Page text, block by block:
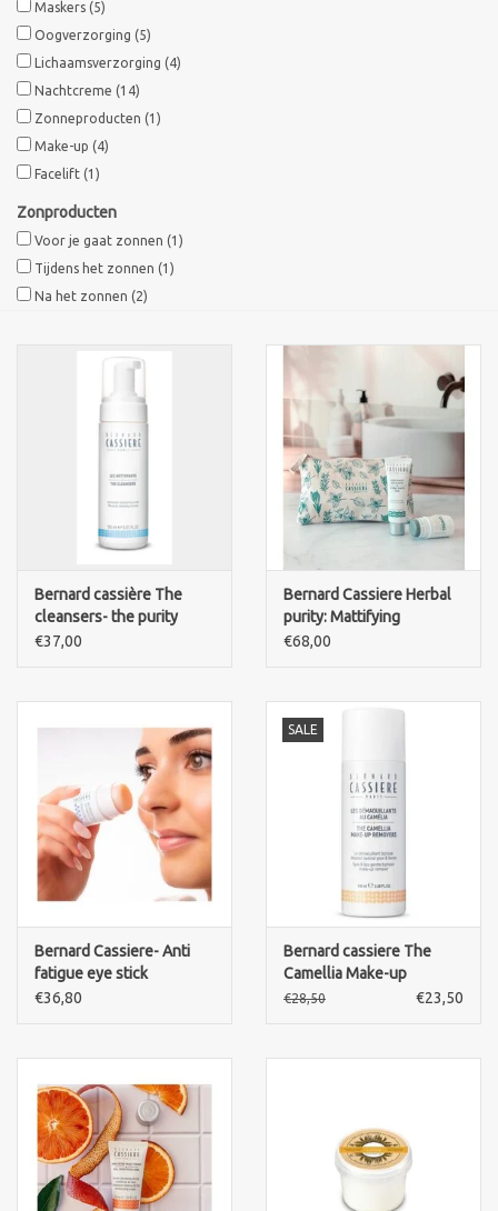
Blog
Maskers (5)
Oogverzorging (5)
Lichaamsverzorging (4)
Nachtcreme (14)
Zonneproducten (1)
Make-up (4)
Facelift (1)
Zonproducten
Voor je gaat zonnen (1)
Tijdens het zonnen (1)
Na het zonnen (2)
Bernard cassière The
cleansers- the purity
cleansing mousse-
€37,00
Bernard Cassiere Herbal
purity: Mattifying
hydrating fluid+ purity
€68,00
Bernard Cassiere- Anti
fatigue eye stick
€36,80
SALE
Bernard cassiere The
Camellia Make-up
removers biphase-Eyes &
€28,50 €23,50